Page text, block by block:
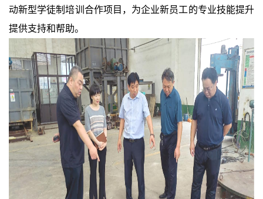
动新型学徒制培训合作项目，为企业新员工的专业技能提升
提供支持和帮助。